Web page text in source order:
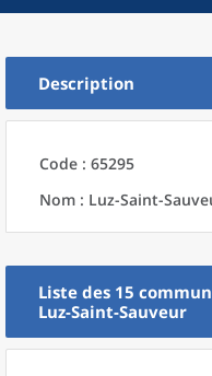
Description
Code : 65295
Nom : Luz-Saint-
Liste des 15
Luz-Saint-Sauveur